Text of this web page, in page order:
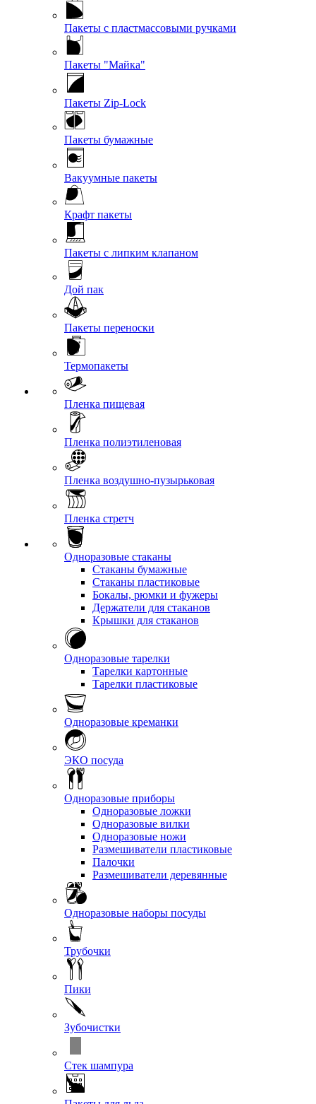
Пакеты с пластмассовыми ручками
Пакеты "Майка"
Пакеты Zip-Lock
Пакеты бумажные
Вакуумные пакеты
Крафт пакеты
Пакеты с липким клапаном
Дой пак
Пакеты переноски
Термопакеты
Пленка пищевая
Пленка полиэтиленовая
Пленка воздушно-пузырьковая
Пленка стретч
Одноразовые стаканы
Стаканы бумажные
Стаканы пластиковые
Бокалы, рюмки и фужеры
Держатели для стаканов
Крышки для стаканов
Одноразовые тарелки
Тарелки картонные
Тарелки пластиковые
Одноразовые креманки
ЭКО посуда
Одноразовые приборы
Одноразовые ложки
Одноразовые вилки
Одноразовые ножи
Размешиватели пластиковые
Палочки
Размешиватели деревянные
Одноразовые наборы посуды
Трубочки
Пики
Зубочистки
Стек шампура